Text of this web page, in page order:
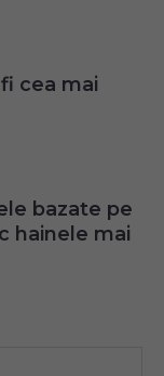
cea mai
bazate pe
hainele mai